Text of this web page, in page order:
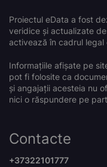
Proiectul eData a fost
veridice și actualizate
activează în cadrul legal
Informațiile afișate pe
pot fi folosite ca
și angajații acesteia nu
nici o răspundere pe
Contacte
+37322101777